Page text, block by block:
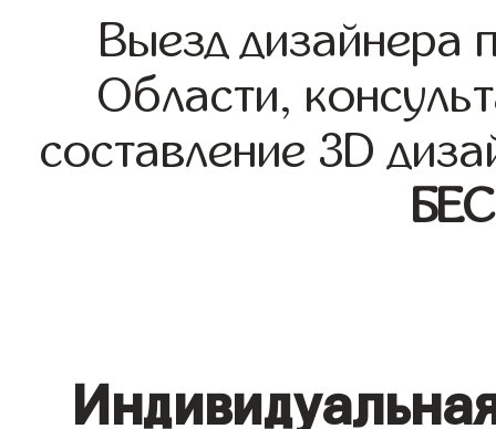
Выезд дизайнера
Области,
составление 3D